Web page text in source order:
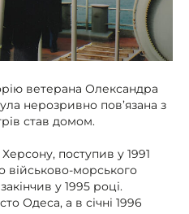
ветерана Олександра
нерозривно пов’язана з
став домом.
поступив у 1991
військово-морського
у 1995 році.
Одеса, а в січні 1996